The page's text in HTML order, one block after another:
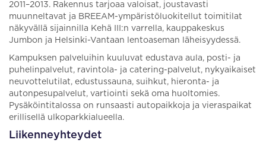
2011–2013. Rakennus tarjoaa valoisat, joustavasti
muunneltavat ja BREEAM-ympäristöluokitellut toimitilat
näkyvällä sijainnilla Kehä III:n varrella, kauppakeskus
Jumbon ja Helsinki-Vantaan lentoaseman läheisyydessä.
Kampuksen palveluihin kuuluvat edustava aula, posti- ja
puhelinpalvelut, ravintola- ja catering-palvelut, nykyaikaiset
neuvottelutilat, edustussauna, suihkut, hieronta- ja
autonpesupalvelut, vartiointi sekä oma huoltomies.
Pysäköintitalossa on runsaasti autopaikkoja ja vieraspaikat
erillisellä ulkoparkkialueella.
Liikenneyhteydet